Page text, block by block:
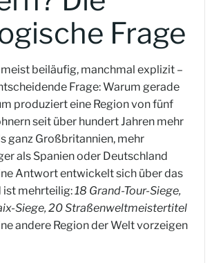
Frage
beiläufig, manchmal explizit –
Frage: Warum gerade
produziert eine Region von fünf
seit über hundert Jahren mehr
ganz Großbritannien, mehr
als Spanien oder Deutschland
Antwort entwickelt sich über das
ist mehrteilig:18 Grand-Tour-Siege,
Siege, 20 Straßenweltmeistertitel
andere Region der Welt vorzeigen